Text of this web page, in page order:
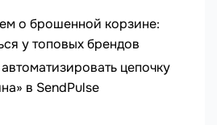
о брошенной корзине:
у топовых брендов
цепочку
в SendPulse